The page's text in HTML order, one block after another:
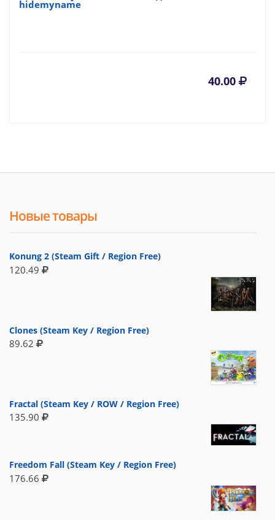
hidemyname
40.00
Новые товары
Konung 2 (Steam Gift / Region Free)
120.49
Clones (Steam Key / Region Free)
89.62
Fractal (Steam Key / ROW / Region Free)
135.90
Freedom Fall (Steam Key / Region Free)
176.66